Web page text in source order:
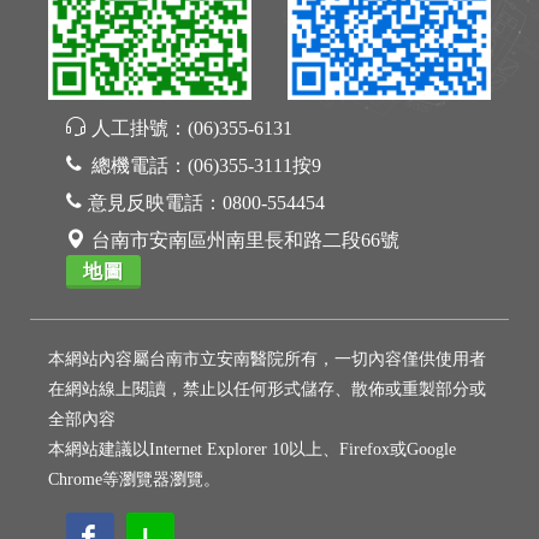
人工掛號： (06)355-6131
總機電話： (06)355-3111按9
意見反映電話： 0800-554454
台南市安南區州南里長和路二段66號
地圖
本網站內容屬台南市立安南醫院所有，一切內容僅供使用者
在網站線上閱讀，禁止以任何形式儲存、散佈或重製部分或
全部內容
本網站建議以Internet Explorer 10以上、Firefox或Google
Chrome等瀏覽器瀏覽。